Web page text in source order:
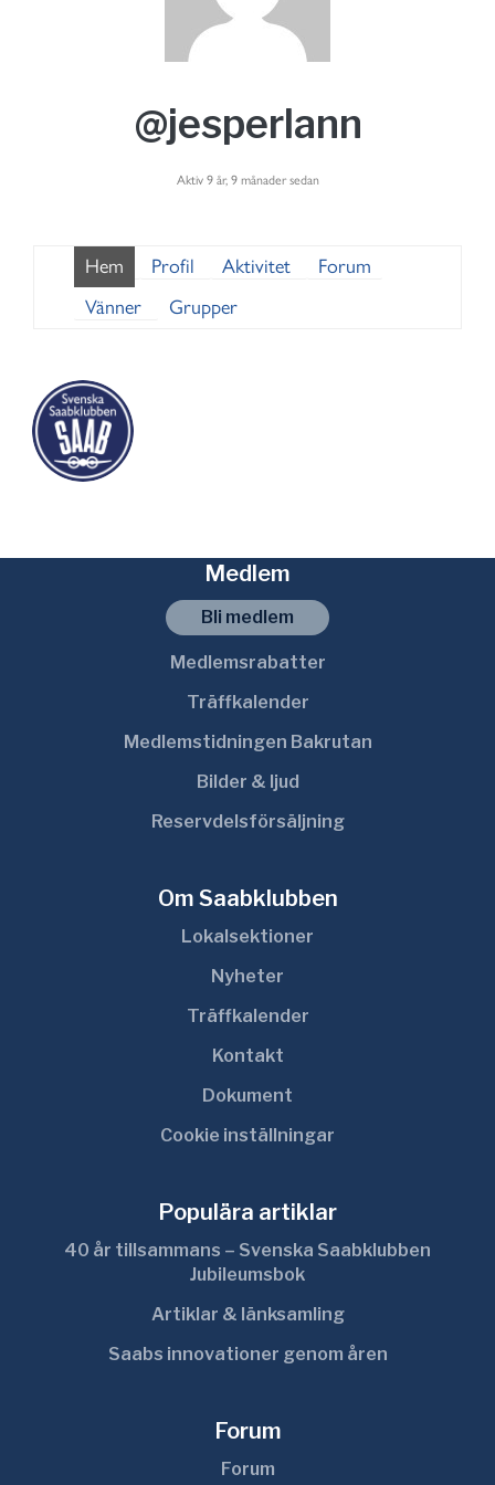
@jesperlann
Aktiv 9 år, 9 månader sedan
Hem Profil Aktivitet
Forum
Vänner
Grupper
Medlem
Bli medlem
Medlemsrabatter
Träffkalender
Medlemstidningen Bakrutan
Bilder & ljud
Reservdelsförsäljning
Om Saabklubben
Lokalsektioner
Nyheter
Träffkalender
Kontakt
Dokument
Cookie inställningar
Populära artiklar
40 år tillsammans – Svenska Saabklubben
Jubileumsbok
Artiklar & länksamling
Saabs innovationer genom åren
Forum
Forum